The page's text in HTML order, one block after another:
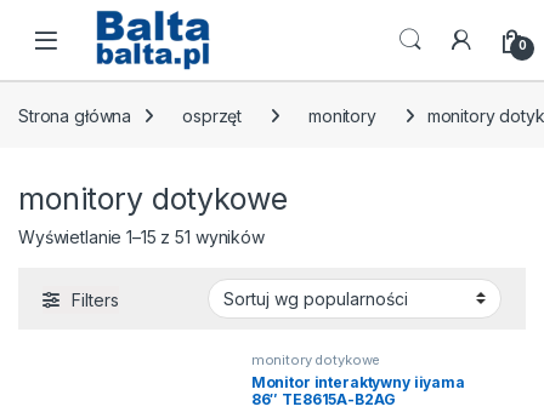
Skip to navigation
Skip to content
Open 0
Strona główna osprzęt monitory monitory
monitory dotykowe
Wyświetlanie 1–15 z 51 wynikówPosortowane według popularności
Filters
monitory dotykowe
Monitor interaktywny iiyama
86″ TE8615A-B2AG